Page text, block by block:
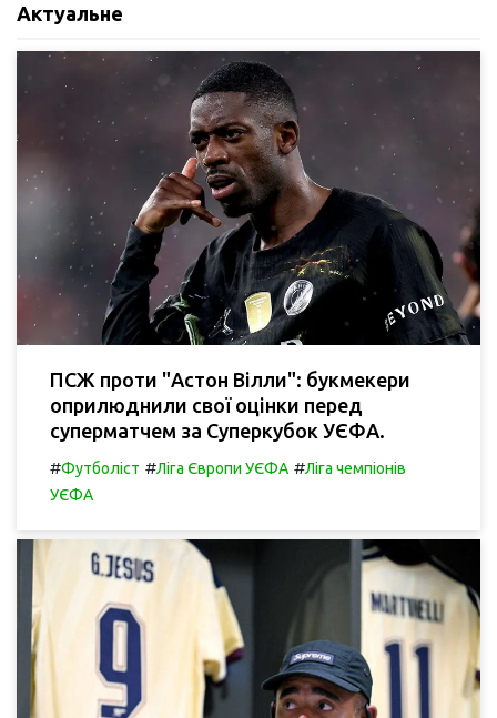
Актуальне
ПСЖ проти "Астон Вілли": букмекери
оприлюднили свої оцінки перед
суперматчем за Суперкубок УЄФА.
#Футболіст #Ліга Європи УЄФА #Ліга чемпіонів
УЄФА